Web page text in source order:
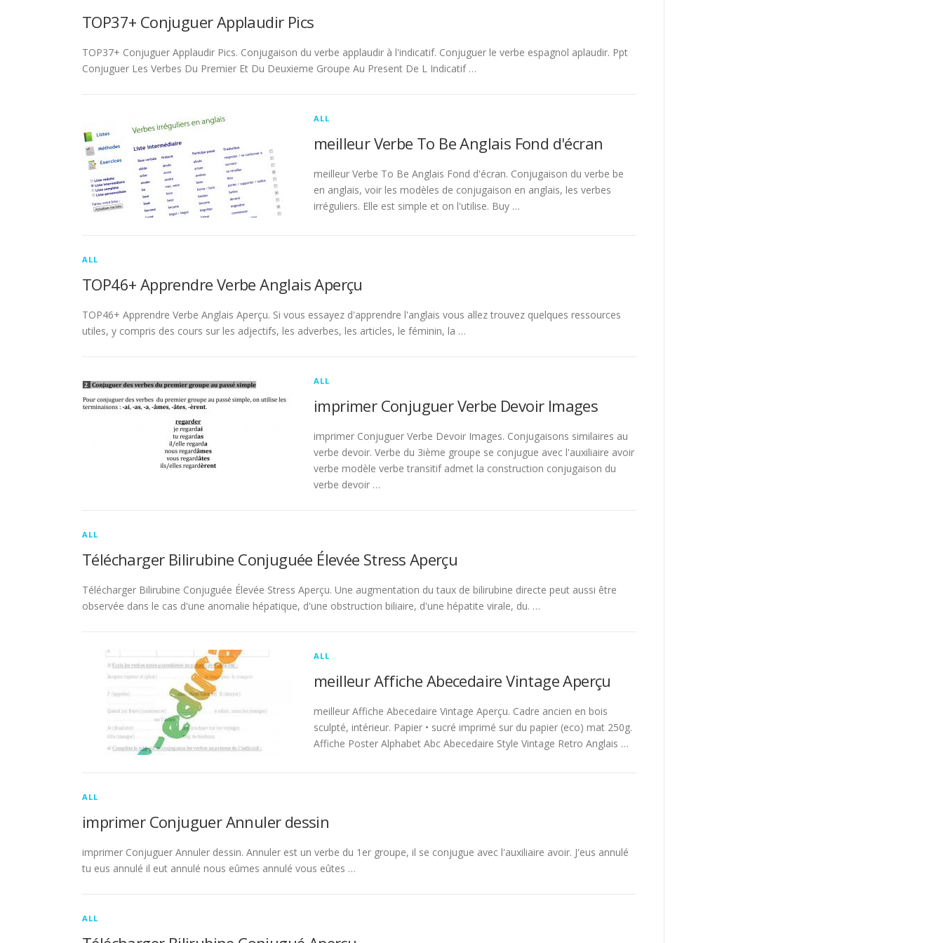
TOP37+ Conjuguer Applaudir Pics
TOP37+ Conjuguer Applaudir Pics. Conjugaison du verbe applaudir à l'indicatif. Conjuguer le verbe espagnol aplaudir. Ppt
Conjuguer Les Verbes Du Premier Et Du Deuxieme Groupe Au Present De L Indicatif …
ALL
meilleur Verbe To Be Anglais Fond d'écran
meilleur Verbe To Be Anglais Fond d'écran. Conjugaison du verbe be
en anglais, voir les modèles de conjugaison en anglais, les verbes
irréguliers. Elle est simple et on l'utilise. Buy …
ALL
TOP46+ Apprendre Verbe Anglais Aperçu
TOP46+ Apprendre Verbe Anglais Aperçu. Si vous essayez d'apprendre l'anglais vous allez trouvez quelques ressources
utiles, y compris des cours sur les adjectifs, les adverbes, les articles, le féminin, la …
ALL
imprimer Conjuguer Verbe Devoir Images
imprimer Conjuguer Verbe Devoir Images. Conjugaisons similaires au
verbe devoir. Verbe du 3ième groupe se conjugue avec l'auxiliaire avoir
verbe modèle verbe transitif admet la construction conjugaison du
verbe devoir …
ALL
Télécharger Bilirubine Conjuguée Élevée Stress Aperçu
Télécharger Bilirubine Conjuguée Élevée Stress Aperçu. Une augmentation du taux de bilirubine directe peut aussi être
observée dans le cas d'une anomalie hépatique, d'une obstruction biliaire, d'une hépatite virale, du. …
ALL
meilleur Affiche Abecedaire Vintage Aperçu
meilleur Affiche Abecedaire Vintage Aperçu. Cadre ancien en bois
sculpté, intérieur. Papier • sucré imprimé sur du papier (eco) mat 250g.
Affiche Poster Alphabet Abc Abecedaire Style Vintage Retro Anglais …
ALL
imprimer Conjuguer Annuler dessin
imprimer Conjuguer Annuler dessin. Annuler est un verbe du 1er groupe, il se conjugue avec l'auxiliaire avoir. J'eus annulé
tu eus annulé il eut annulé nous eûmes annulé vous eûtes …
ALL